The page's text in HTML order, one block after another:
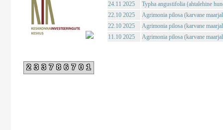
233786701
24.11 2025
Typha angustifolia (ahtalehine
22.10 2025
Agrimonia pilosa (karvane
22.10 2025
Agrimonia pilosa (karvane
11.10 2025
Agrimonia pilosa (karvane